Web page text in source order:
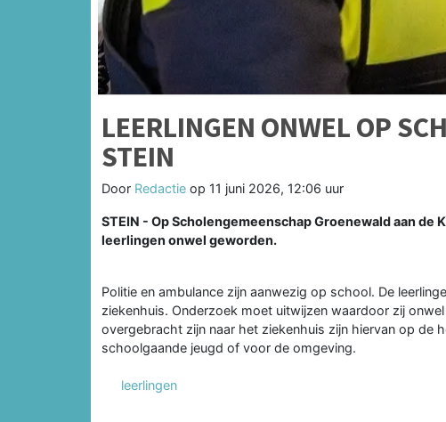
LEERLINGEN ONWEL OP
STEIN
Door Redactie op 11 juni 2026, 12:06 uur
STEIN - Op Scholengemeenschap Groenewald aan
leerlingen onwel geworden.
Politie en ambulance zijn aanwezig op school. De
ziekenhuis. Onderzoek moet uitwijzen waardoor zij
overgebracht zijn naar het ziekenhuis zijn hiervan op de
schoolgaande jeugd of voor de omgeving.
leerlingen